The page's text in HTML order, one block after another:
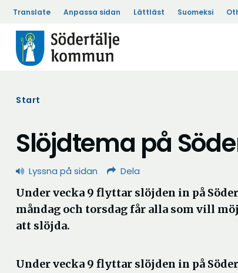
Translate Anpassa sidan Lättläst Suomeksi
Start
Slöjdtema på
Lyssna på sidan Dela
Under vecka 9 flyttar slöjden in på
måndag och torsdag får alla som vill
att slöjda.
Under vecka 9 flyttar slöjden in på